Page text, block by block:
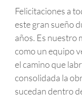
Felicitaciones a
este gran sueño
años. Es nuestro
como un equipo
el camino que
consolidada la
sucedan dentro